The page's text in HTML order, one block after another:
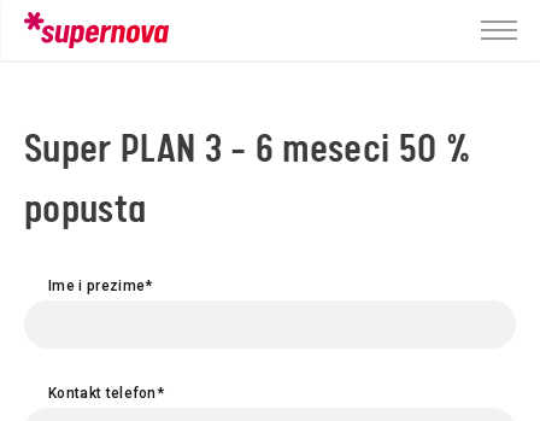
Super PLAN 3 - 6 meseci 50 %
popusta
Ime i prezime*
Kontakt telefon*